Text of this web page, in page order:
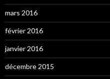
mars 2016
février 2016
janvier 2016
décembre 2015